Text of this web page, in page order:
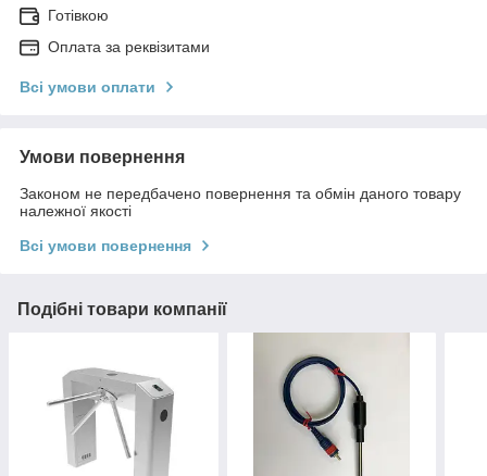
Готівкою
Оплата за реквізитами
Всі умови оплати
Умови повернення
Законом не передбачено повернення та обмін даного товару
належної якості
Всі умови повернення
Подібні товари компанії